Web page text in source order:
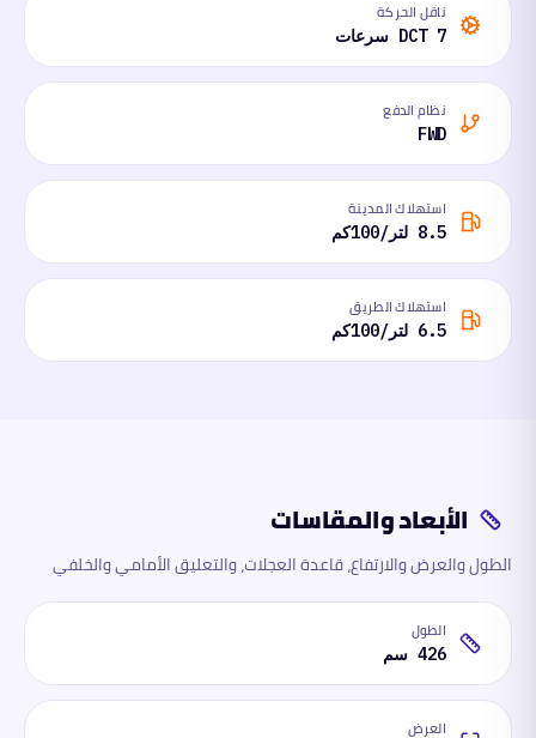
ناقل الحركة
DCT 7 سرعات
نظام الدفع
FWD
استهلاك المدينة
8.5 لتر/100كم
استهلاك الطريق
6.5 لتر/100كم
الأبعاد والمقاسات
الطول والعرض والارتفاع، قاعدة العجلات، والتعليق الأمامي والخلفي
الطول
426 سم
العرض